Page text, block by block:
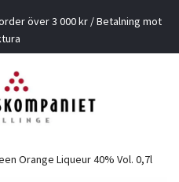
över 3 000 kr / Betalning mot
Orange Liqueur 40% Vol. 0,7l